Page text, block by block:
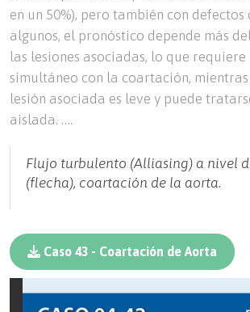
en un 50%), pero también con defectos
algunos, el pronóstico depende más
las lesiones asociadas, lo que
simultáneo con la coartación,
lesión asociada es leve y puede
aislada. ….
Flujo turbulento (Alliasing) a nivel
(flecha), coartación de la aorta.
Caso 43 - Coartación de Aorta